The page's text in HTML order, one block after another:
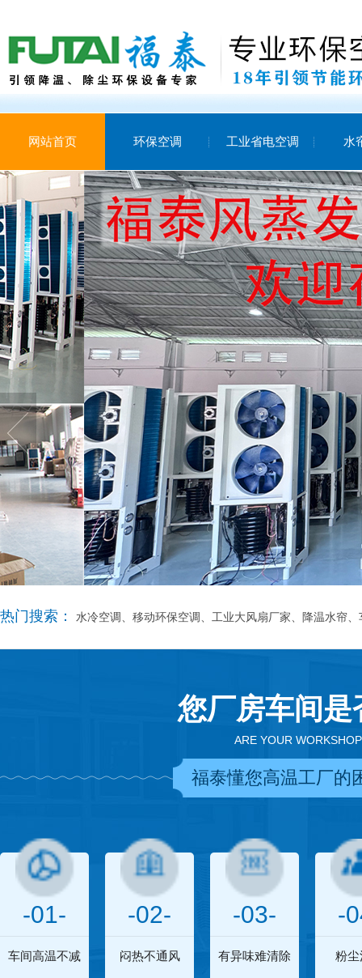
网站首页 环保空调 工业省电空调 水
热门搜索： 水冷空调、移动环保空调、工业大风扇厂家、降温水帘
您厂房车间
ARE YOUR
福泰懂您高温工厂的
-01-
车间高温不减
-02-
闷热不通风
-03-
有异味难清除
-
粉尘